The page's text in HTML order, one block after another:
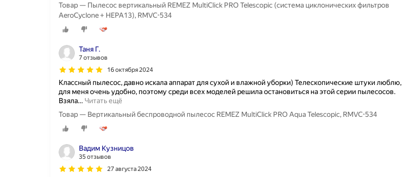
Товар — Пылесос вертикальный REMEZ MultiClick PRO Telescopic (система циклонических фильтров
AeroCyclone + HEPA13), RMVC-534
Таня Г.
7 отзывов
16 октября 2024
Классный пылесос, давно искала аппарат для сухой и влажной уборки) Телескопические штуки люблю,
для меня очень удобно, поэтому среди всех моделей решила остановиться на этой серии пылесосов.
Взяла… Читать ещё
Товар — Вертикальный беспроводной пылесос REMEZ MultiClick PRO Aqua Telescopic, RMVC-534
Вадим Кузницов
35 отзывов
27 августа 2024